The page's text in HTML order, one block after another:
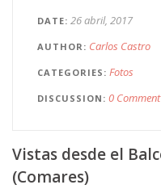
DATE 26 abril, 2017
AUTHOR Carlos Castro
CATEGORIES Fotos
DISCUSSION 0 Comment
Vistas desde el
(Comares)